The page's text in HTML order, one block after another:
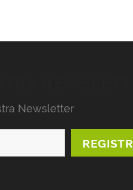
Newsletter